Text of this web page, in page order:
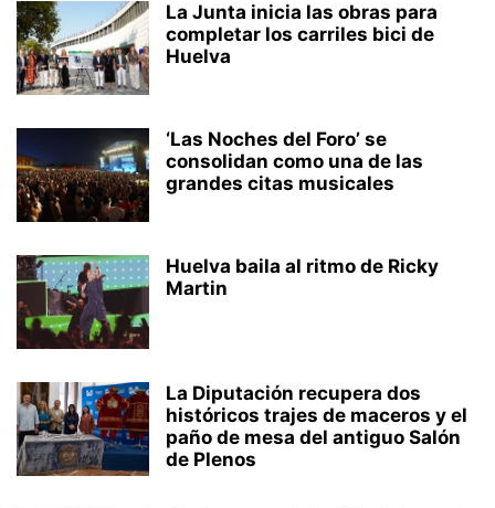
La Junta inicia las obras para
completar los carriles bici de
Huelva
‘Las Noches del Foro’ se
consolidan como una de las
grandes citas musicales
Huelva baila al ritmo de Ricky
Martin
La Diputación recupera dos
históricos trajes de maceros y el
paño de mesa del antiguo Salón
de Plenos